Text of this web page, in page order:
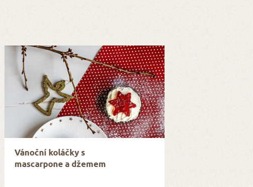
Vánoční koláčky s
mascarpone a džemem